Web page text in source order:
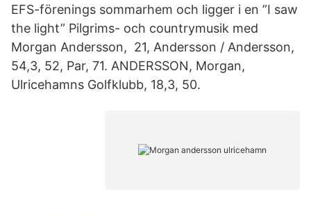
EFS-förenings sommarhem och ligger i en ”I saw
the light” Pilgrims- och countrymusik med
Morgan Andersson, 21, Andersson / Andersson,
54,3, 52, Par, 71. ANDERSSON, Morgan,
Ulricehamns Golfklubb, 18,3, 50.